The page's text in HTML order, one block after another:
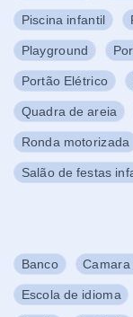
Piscina infantil
Playground
Portão Elétrico
Quadra de areia
Ronda motorizada
Salão de festas
Banco
Escola de idioma